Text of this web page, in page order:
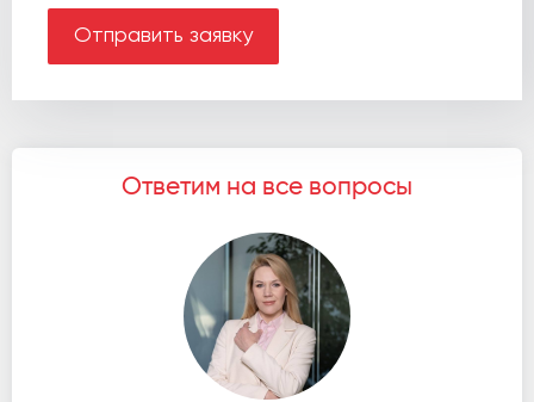
Отправить заявку
Ответим на все вопросы